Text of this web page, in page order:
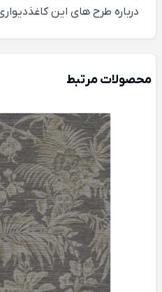
درباره طرح های این
محصولات مرتبط